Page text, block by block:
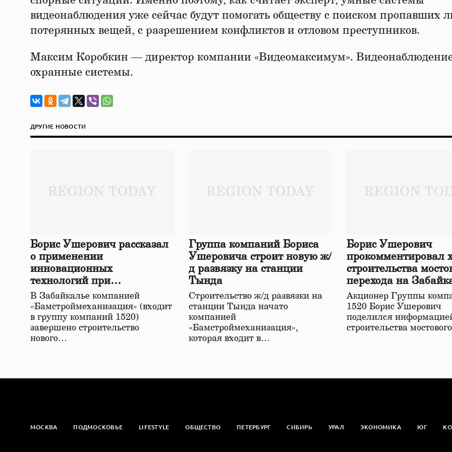
видеонаблюдения уже сейчас будут помогать обществу с поиском пропавших
потерянных вещей, с разрешением конфликтов и отловом преступников.
Максим Коробкин — директор компании «Видеомаксимум».
охранные системы.
ДРУГИЕ НОВОСТИ
Борис Ушерович рассказал
о применении
инновационных
технологий при
строительстве нового моста
в Забайкалье
В Забайкалье компанией
«Бамстроймеханизация» (входит
в группу компаний 1520)
завершено строительство
нового…
Группа компаний Бориса
Ушеровича строит новую ж/
д развязку на станции
Тында
Строительство ж/д развязки на
станции Тында начато
компанией
«Бамстроймеханизация»,
которая входит в…
Борис Ушерович
прокомментировал
строительства
перехода на
железной дороге
Акционер Группы
1520 Борис Ушерович
поделился
строительства
МОСКВА ПОДМОСКОВЬЕ LIFESTYLE ОБЩЕСТВО ПЕТЕРБУРГ СИБИРЬ УРАЛ ЭКОНОМИКА ЮГ